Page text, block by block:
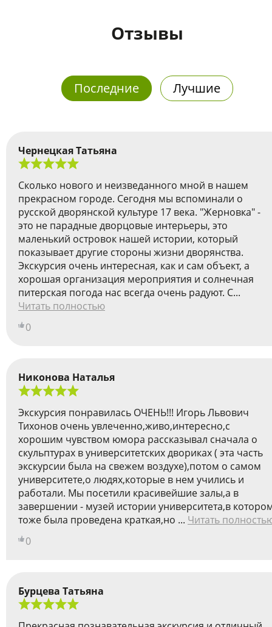
Отзывы
Последние Лучшие
Чернецкая Татьяна
Сколько нового и неизведанного мной в нашем
прекрасном городе. Сегодня мы вспоминали о
русской дворянской культуре 17 века. "Жерновка" -
это не парадные дворцовые интерьеры, это
маленький островок нашей истории, который
показывает другие стороны жизни дворянства.
Экскурсия очень интересная, как и сам объект, а
хорошая организация мероприятия и солнечная
питерская погода нас всегда очень радуют. С...
Читать полностью
0
Никонова Наталья
Экскурсия понравилась ОЧЕНЬ!!! Игорь Львович
Тихонов очень увлеченно,живо,интересно,c
хорошим чувством юмора рассказывал сначала о
скульптурах в университетских двориках ( эта часть
экскурсии была на свежем воздухе),потом о самом
университете,о людях,которые в нем учились и
работали. Мы посетили красивейшие залы,а в
завершении - музей истории университета,в
тоже была проведена краткая,но ... Читать
0
Бурцева Татьяна